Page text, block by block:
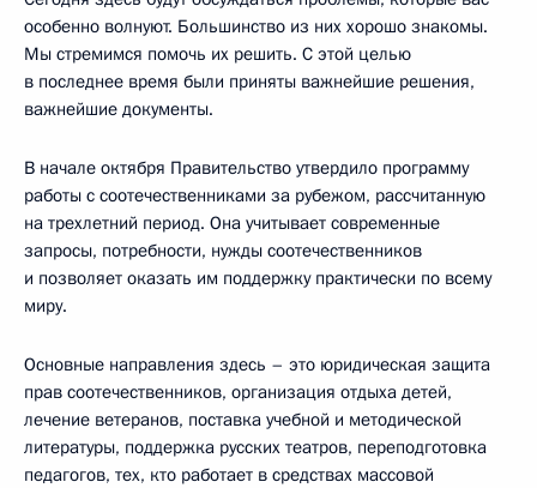
особенно волнуют. Большинство из них хорошо знакомы.
Мы стремимся помочь их решить. С этой целью
в последнее время были приняты важнейшие решения,
важнейшие документы.
В начале октября Правительство утвердило программу
работы с соотечественниками за рубежом, рассчитанную
на трехлетний период. Она учитывает современные
запросы, потребности, нужды соотечественников
и позволяет оказать им поддержку практически по всему
миру.
Основные направления здесь – это юридическая защита
прав соотечественников, организация отдыха детей,
лечение ветеранов, поставка учебной и методической
литературы, поддержка русских театров, переподготовка
педагогов, тех, кто работает в средствах массовой